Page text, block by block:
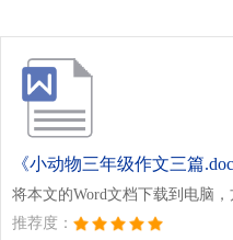
《小动物三年级作文三篇.doc
将本文的Word文档下载到电脑
推荐度：